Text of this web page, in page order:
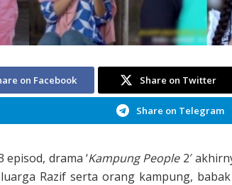
on Facebook Share on Twitter
Share on Telegram
episod, drama ‘Kampung People2′
Razif serta orang kampung,